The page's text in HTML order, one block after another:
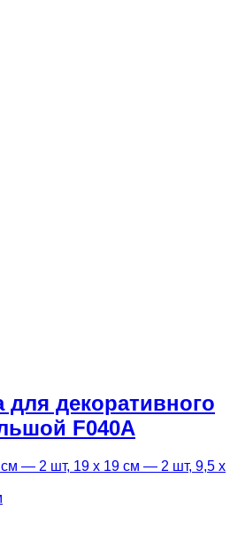
декоративного
F040A
— 2 шт, 19 х 19 см — 2 шт, 9,5 х